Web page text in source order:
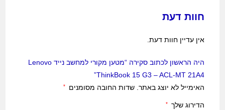
חוות דעת
אין עדיין חוות דעת.
היה הראשון לכתוב סקירה “מטען מקורי למחשב נייד Lenovo
ThinkBook 15 G3 – ACL-MT 21A4”
האימייל לא יוצג באתר. שדות החובה מסומנים *
הדירוג שלך *